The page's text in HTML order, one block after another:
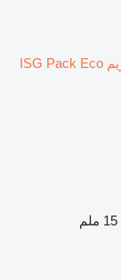
جديدة ماكينة التحزيم ISG Pack Eco
15 ملم